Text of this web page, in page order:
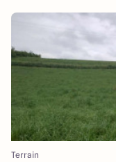
Terrain